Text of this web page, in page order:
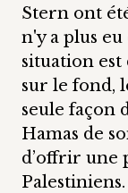
Stern ont
n'y a plus
situation
sur le fond,
seule façon
Hamas de
d’offrir une
Palestiniens.